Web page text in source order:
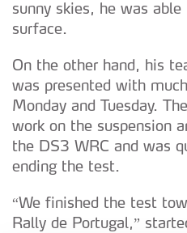
sunny skies, he was
surface.
On the other hand, his
was presented with
Monday and Tuesday.
work on the suspension
the DS3 WRC and was
ending the test.
“We finished the test
Rally de Portugal,”